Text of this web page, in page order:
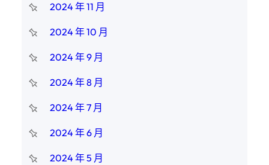
2024 年 11 月
2024 年 10 月
2024 年 9 月
2024 年 8 月
2024 年 7 月
2024 年 6 月
2024 年 5 月